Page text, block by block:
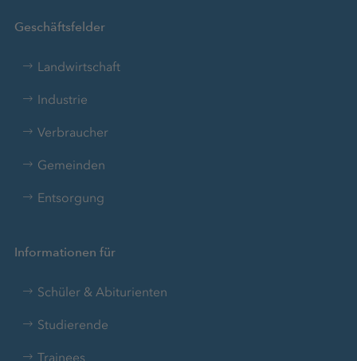
Geschäftsfelder
Landwirtschaft
Industrie
Verbraucher
Gemeinden
Entsorgung
Informationen für
Schüler & Abiturienten
Studierende
Trainees